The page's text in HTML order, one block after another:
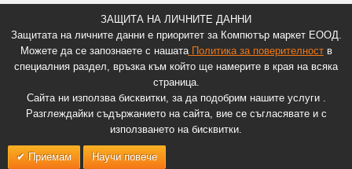
ЗАЩИТА НА ЛИЧНИТЕ ДАННИ
Защитата на личните данни е приоритет за Компютър маркет ЕООД.
Можете да се запознаете с нашатаПолитика за поверителноств
специалния раздел, връзка към който ще намерите в края на всяка
страница.
Сайта ни използва бисквитки, за да подобрим нашите услуги .
Разглеждайки съдържанието на сайта, вие се съгласявате и с
използването на бисквитки.
Приемам Научи повече